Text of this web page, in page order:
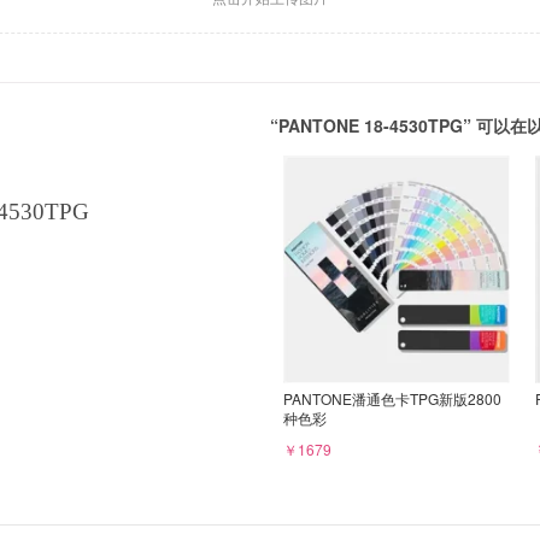
“PANTONE 18-4530TPG” 可以在
PANTONE潘通色卡TPG新版2800
种色彩
￥1679